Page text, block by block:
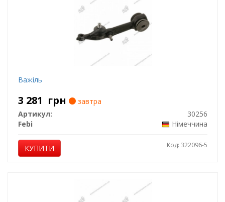
Важіль
3 281 грн
завтра
Артикул:
30256
Febi
Німеччина
КУПИТИ Код: 322096-5